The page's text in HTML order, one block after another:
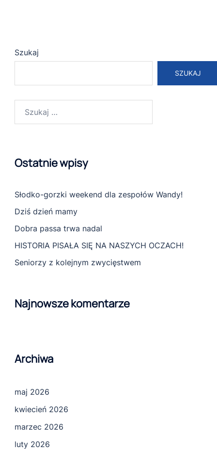
Szukaj
SZUKAJ
Ostatnie wpisy
Słodko-gorzki weekend dla zespołów Wandy!
Dziś dzień mamy
Dobra passa trwa nadal
HISTORIA PISAŁA SIĘ NA NASZYCH OCZACH!
Seniorzy z kolejnym zwycięstwem
Najnowsze komentarze
Archiwa
maj 2026
kwiecień 2026
marzec 2026
luty 2026